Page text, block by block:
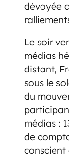
dévoyée
Le soir
médias
distant,
sous le
du
médias :
de
conscient